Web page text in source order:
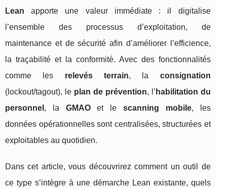
Lean apporte une valeur immédiate : il digitalise
l’ensemble des processus d’exploitation, de
maintenance et de sécurité afin d’améliorer l’efficience,
la traçabilité et la conformité. Avec des fonctionnalités
comme les relevés terrain, la consignation
(lockout/tagout), le plan de prévention, l’ habilitation du
personnel , la GMAOet lescanning mobile, les
données opérationnelles sont centralisées, structurées et
exploitables au quotidien.
Dans cet article, vous découvrirez comment un outil de
ce type s’intègre à une démarche Lean existante, quels